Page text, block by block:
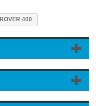
ROVER 400